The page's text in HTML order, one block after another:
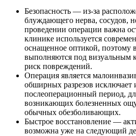
Безопасность — из-за
блуждающего нерва, сосудов,
проведении операции важна
клинике используется
оснащенное оптикой, поэтому
выполняются под визуальным
риск повреждений.
Операция является
обширных разрезов исключает
послеоперационный период,
возникающих болезненных
обычных обезболивающих.
Быстрое восстановление —
возможна уже на следующий